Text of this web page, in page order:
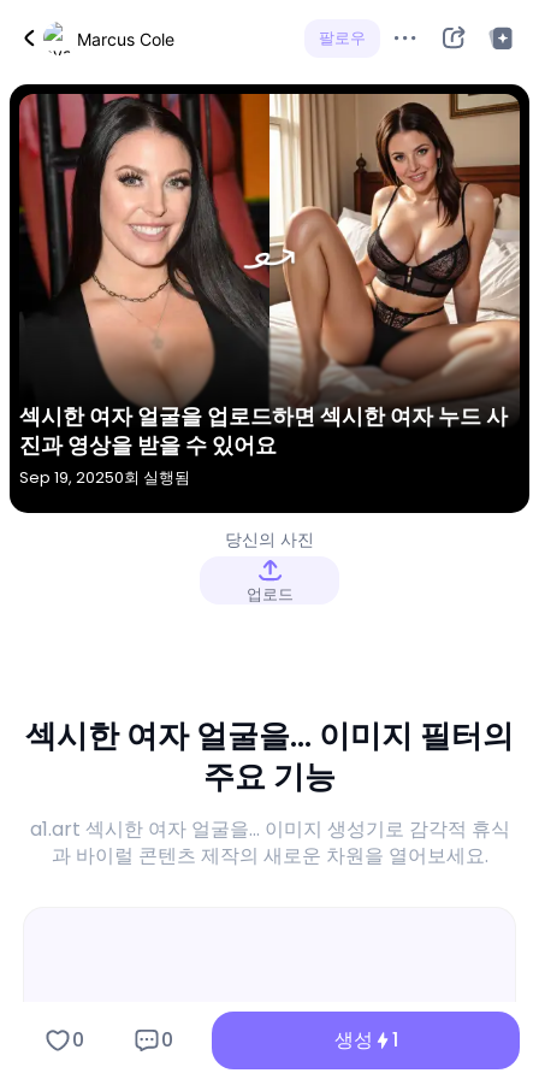
Marcus Cole 팔로우
섹시한 여자 얼굴을 업로드하면 섹시한 여자 누드 사
진과 영상을 받을 수 있어요
Sep 19, 20250회 실행됨
당신의 사진
업로드
섹시한 여자 얼굴을... 이미지 필터의
주요 기능
a1.art 섹시한 여자 얼굴을... 이미지 생성기로 감각적 휴식
과 바이럴 콘텐츠 제작의 새로운 차원을 열어보세요.
0 0 생성 1